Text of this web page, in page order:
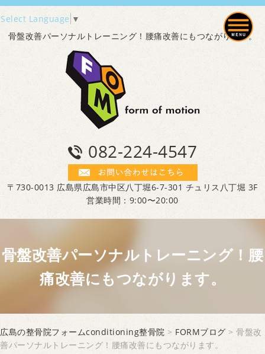
Select Language ▼
骨盤改善パーソナルトレーニング！腰痛改善にもつながります。
082-224-4547
〒730-0013 広島県広島市中区八丁堀6-7-301 チュリス八丁堀 3F
営業時間：9:00〜20:00
骨盤改善パーソナルトレーニング！腰
痛改善にもつながります。
広島の整骨院フォームconditioning整骨院 > FORMブログ > 骨盤改
善パーソナルトレーニング！腰痛改善にもつながります。